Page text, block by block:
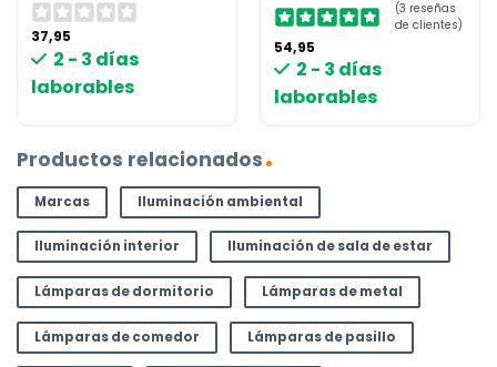
37,95
2 - 3 días
laborables
(3 reseñas
de clientes)
54,95
2 - 3 días
laborables
Productos relacionados
Marcas Iluminación ambiental
Iluminación interior Iluminación de sala de estar
Lámparas de dormitorio Lámparas de metal
Lámparas de comedor Lámparas de pasillo